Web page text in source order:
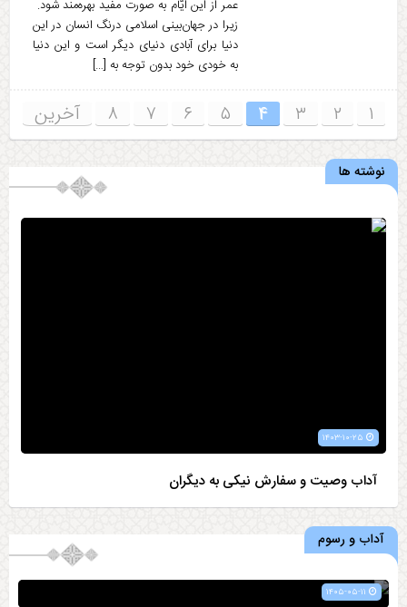
عمر از این ایّام به صورت مفید بهره‌مند شود.
زیرا در جهان‌بینی اسلامی درنگ انسان در این
دنیا برای آبادی دنیای دیگر است و این دنیا
به خودی خود بدون توجه به […]
۱ ۲ ۳ ۴ ۵ ۶ ۷ ۸ آخرین
نوشته ها
آداب وصیت و سفارش نیکی به دیگران
آداب و رسوم